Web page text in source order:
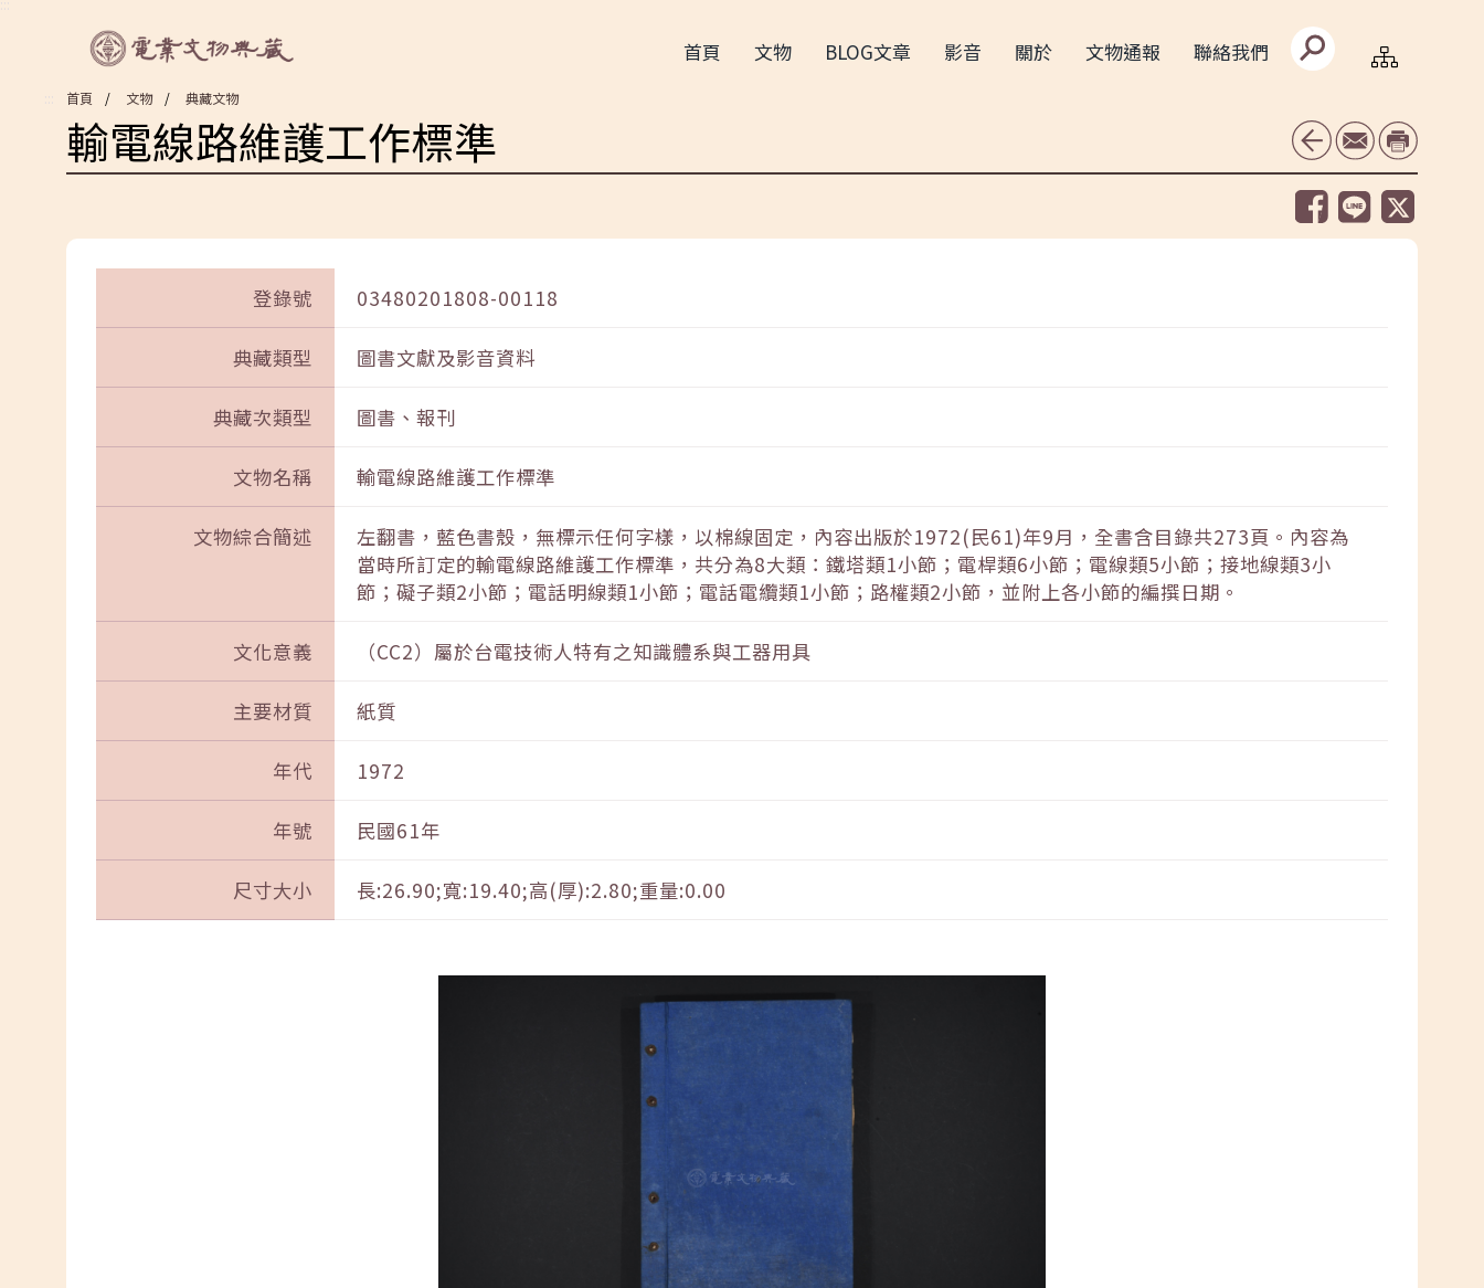
首頁 文物 BLOG文章 影音 關於 文物通報 聯絡我們
搜
尋
文
首頁 文物 典藏文物
輸電線路維護工作標準
登錄號 03480201808-00118
典藏類型 圖書文獻及影音資料
典藏次類型 圖書、報刊
文物名稱 輸電線路維護工作標準
文物綜合簡述
左翻書，藍色書殼，無標示任何字樣，以棉線固定，內容出版於1972(民61)年9月，全書含目錄共273頁。內容為
當時所訂定的輸電線路維護工作標準，共分為8大類：鐵塔類1小節；電桿類6小節；電線類5小節；接地線類3小
節；礙子類2小節；電話明線類1小節；電話電纜類1小節；路權類2小節，並附上各小節的編撰日期。
文化意義 （CC2）屬於台電技術人特有之知識體系與工器用具
主要材質 紙質
年代 1972
年號 民國61年
尺寸大小 長:26.90;寬:19.40;高(厚):2.80;重量:0.00